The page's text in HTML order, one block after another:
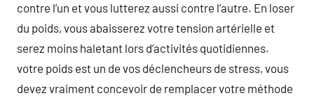
contre l’un et vous lutterez aussi contre l’autre. En loser
du poids, vous abaisserez votre tension artérielle et
serez moins haletant lors d’activités quotidiennes.
votre poids est un de vos déclencheurs de stress, vous
devez vraiment concevoir de remplacer votre méthode